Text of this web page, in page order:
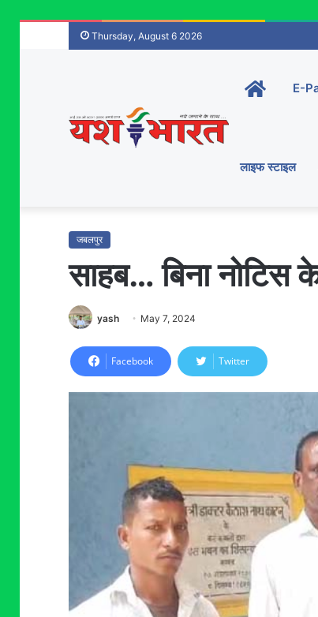
Thursday, August 6 2026
Home-
main
E-
लाइफ स्टाइल
जबलपुर
साहब… बिना नोटिस
yash May 7, 2024
Facebook Twitter